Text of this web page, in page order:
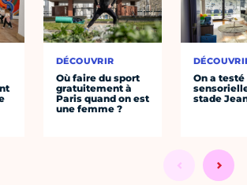
DÉCOUVRIR
Où faire du sport
gratuitement à
Paris quand on est
une femme ?
On a
stade